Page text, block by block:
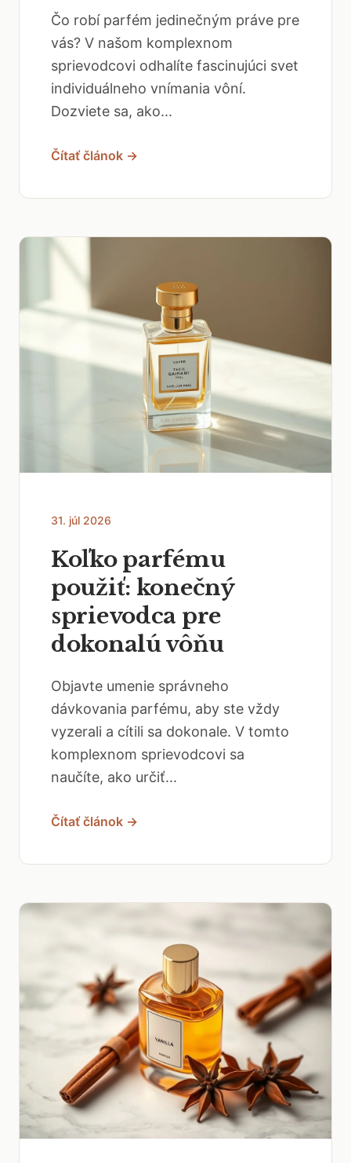
Čo robí parfém jedinečným práve pre
vás? V našom komplexnom
sprievodcovi odhalíte fascinujúci svet
individuálneho vnímania vôní.
Dozviete sa, ako...
Čítať článok →
31. júl 2026
Koľko parfému
použiť: konečný
sprievodca pre
dokonalú vôňu
Objavte umenie správneho
dávkovania parfému, aby ste vždy
vyzerali a cítili sa dokonale. V tomto
komplexnom sprievodcovi sa
naučíte, ako určiť...
Čítať článok →